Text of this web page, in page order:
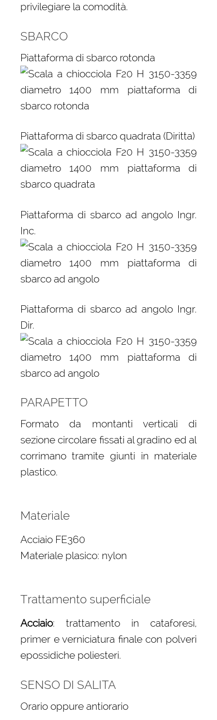
privilegiare la comodità.
SBARCO
Piattaforma di sbarco rotonda
Piattaforma di sbarco quadrata (Diritta)
Piattaforma di sbarco ad angolo Ingr.
Inc.
Piattaforma di sbarco ad angolo Ingr.
Dir.
PARAPETTO
Formato da montanti verticali di
sezione circolare fissati al gradino ed al
corrimano tramite giunti in materiale
plastico.
Materiale
Acciaio FE360
Materiale plasico: nylon
Trattamento superficiale
Acciaio: trattamento in cataforesi,
primer e verniciatura finale con polveri
epossidiche poliesteri.
SENSO DI SALITA
Orario oppure antiorario